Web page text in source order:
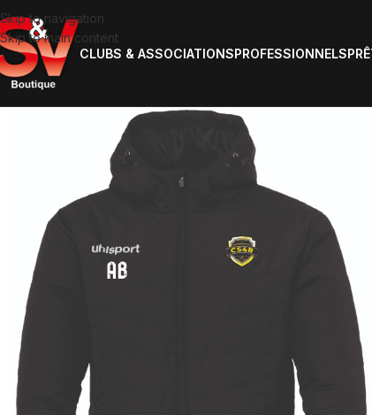
Skip to navigation
Skip to main content
CLUBS & ASSOCIATIONSPROFESSIONNELS